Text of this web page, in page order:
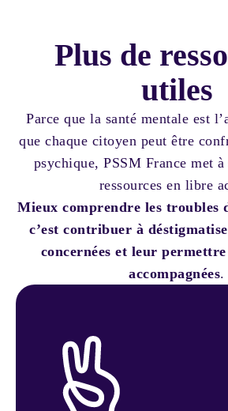
Plus de
utiles
Parce que la santé mentale est
que chaque citoyen peut être
psychique, PSSM France met
ressources en libre
Mieux comprendre les troubles
c’est contribuer à
concernées et leur
accompagnées.
En savoir plus